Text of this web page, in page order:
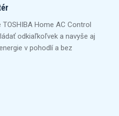
Home AC Control
odkiaľkoľvek a navyše aj
v pohodlí a bez